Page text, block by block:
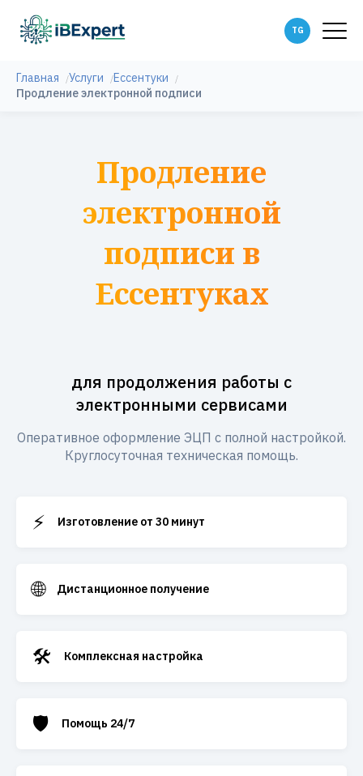
Главная Услуги
Ессентуки
Продление электронной подписи
Продление
электронной
подписи в
Ессентуках
для продолжения работы с
электронными сервисами
Оперативное оформление ЭЦП с полной настройкой.
Круглосуточная техническая помощь.
⚡ Изготовление от 30 минут
🌐 Дистанционное получение
🛠️ Комплексная настройка
🛡️ Помощь 24/7